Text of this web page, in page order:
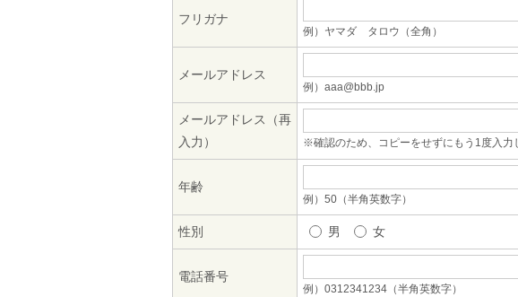
フリガナ
例）ヤマダ タロウ（全角）
メールアドレス
例）aaa@bbb.jp
メールアドレス（再
入力）
※確認のため、コピーをせずにもう1度入力
年齢
例）50（半角英数字）
性別 男 女
電話番号
例）0312341234（半角英数字）